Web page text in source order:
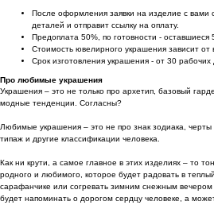
После оформления заявки на изделие с вами
деталей и отправит ссылку на оплату.
Предоплата 50%, по готовности - оставшиеся
Стоимость ювелирного украшения зависит от
Срок изготовления украшения - от 30 рабочих
Про любимые украшения
Украшения – это не только про архетип, базовый
модные тенденции. Согласны?
Любимые украшения – это не про знак зодиака,
типаж и другие классификации человека.
Как ни крути, а самое главное в этих изделиях – то
родного и любимого, которое будет радовать в
сарафанчике или согревать зимним снежным
будет напоминать о дорогом сердцу человеке, а